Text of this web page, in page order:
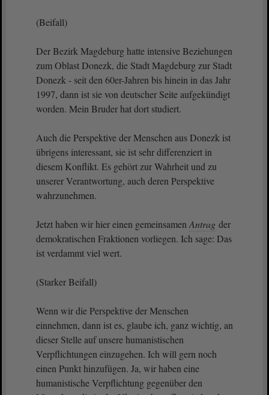
(Beifall)
Der Bezirk Magdeburg hatte intensive Beziehungen
zum Oblast Donezk, die Stadt Magdeburg zur Stadt
Donezk - seit den 60er-Jahren bis hinein in das Jahr
1997, dann ist sie von deutscher Seite aufgekündigt
worden. Mein Bruder hat dort studiert.
Auch die Perspektive der Menschen aus Donezk ist
übrigens interessant, sie ist sehr differenziert in
diesem Konflikt. Es gehört zur Wahrheit und zu
unserer Verantwortung, auch deren Perspektive
wahrzunehmen.
Jetzt haben wir hier einen gemeinsamen Antrag der
demokratischen Fraktionen vorliegen. Ich sage: Das
ist verdammt viel wert.
(Starker Beifall)
Wenn wir die Perspektive der Menschen
einnehmen, dann ist es, glaube ich, ganz wichtig, an
dieser Stelle auf unsere humanistischen
Verpflichtungen einzugehen. Ich will gern noch
einen Punkt hinzufügen. Ja, wir haben eine
humanistische Verpflichtung gegenüber den